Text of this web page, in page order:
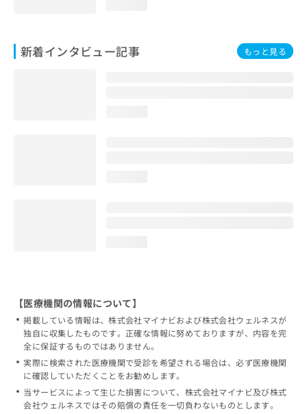
新着インタビュー記事 もっと見る
【医療機関の情報について】
掲載している情報は、株式会社マイナビおよび株式会社ウェルネスが
独自に収集したものです。正確な情報に努めておりますが、内容を完
全に保証するものではありません。
実際に検索された医療機関で受診を希望される場合は、必ず医療機関
に確認していただくことをお勧めします。
当サービスによって生じた損害について、株式会社マイナビ及び株式
会社ウェルネスではその賠償の責任を一切負わないものとします。